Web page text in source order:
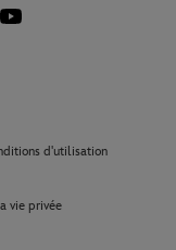
d'utilisation
vie privée